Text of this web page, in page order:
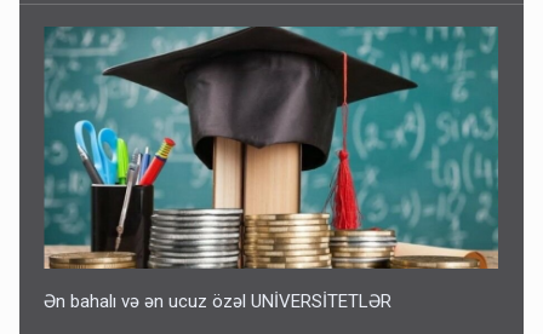
Bakıdakı “yəhudi”nin qurbanları - Sensasion adlar
10:13
Ən bahalı və ən ucuz özəl UNİVERSİTETLƏR